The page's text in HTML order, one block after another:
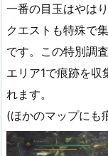
一番の目玉はやは
クエストも特殊で
です。この特別調
エリア1で痕跡を収
れます。
(ほかのマップにも